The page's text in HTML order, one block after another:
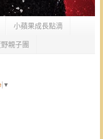
小蘋果成長點滴
親子團
▼